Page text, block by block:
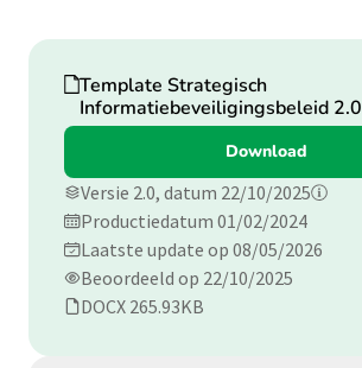
Download
Template Strategisch
Informatiebeveiligingsbeleid 2.0
Download
Versie 2.0, datum 22/10/2025
Productiedatum 01/02/2024
Laatste update op 08/05/2026
Beoordeeld op 22/10/2025
DOCX 265.93KB